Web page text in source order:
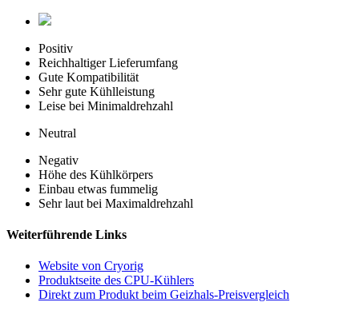
Positiv
Reichhaltiger Lieferumfang
Gute Kompatibilität
Sehr gute Kühlleistung
Leise bei Minimaldrehzahl
Neutral
Negativ
Höhe des Kühlkörpers
Einbau etwas fummelig
Sehr laut bei Maximaldrehzahl
Weiterführende Links
Website von Cryorig
Produktseite des CPU-Kühlers
Direkt zum Produkt beim Geizhals-Preisvergleich